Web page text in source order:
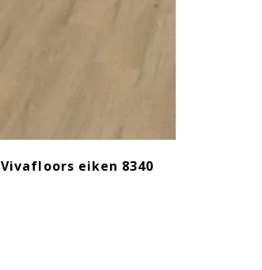
Vivafloors eiken 8340